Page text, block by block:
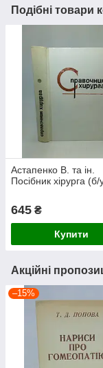
Подібні товари
Астапенко В. та ін.
Посібник хірурга (б/
645 ₴
Купити
Акційні
–15%